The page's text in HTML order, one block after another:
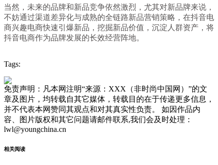
当然，未来的品牌和新品竞争依然激烈，尤其对新品牌来说，
不妨通过渠道差异化与成熟的全链路新品营销策略，在抖音电
商兴趣电商快速引爆新品，挖掘新品价值，沉淀人群资产，将
抖音电商作为品牌发展的长效经营阵地。
Tags:
免责声明：凡本网注明“来源：XXX（非时尚中国网）”的文
章及图片，均转载自其它媒体，转载目的在于传递更多信息，
并不代表本网赞同其观点和对其真实性负责。 如因作品内
容、图片版权和其它问题请邮件联系,我们会及时处理：
lwl@youngchina.cn
相关阅读